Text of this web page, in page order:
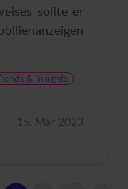
sollte er
& Insights
15. Mär 2023